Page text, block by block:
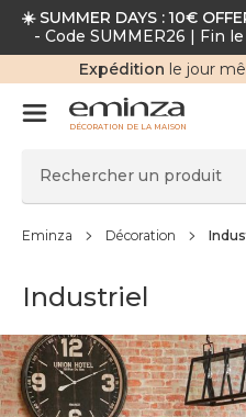
☀️ SUMMER DAYS : 10€
- Code SUMMER26 | Fin
Expédition le jour
DÉCORATION DE LA MAISON
Eminza Décoration
Industriel